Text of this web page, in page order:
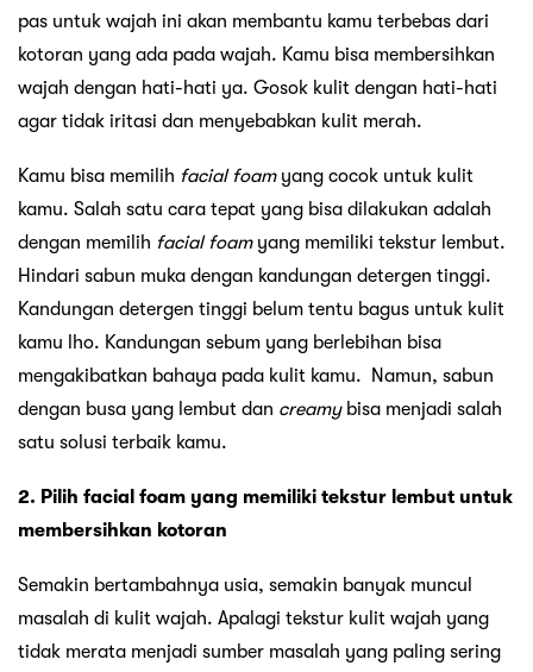
pas untuk wajah ini akan membantu kamu terbebas dari
kotoran yang ada pada wajah. Kamu bisa membersihkan
wajah dengan hati-hati ya. Gosok kulit dengan hati-hati
agar tidak iritasi dan menyebabkan kulit merah.
Kamu bisa memilih facial foam yang cocok untuk kulit
kamu. Salah satu cara tepat yang bisa dilakukan adalah
dengan memilih facial foam yang memiliki tekstur lembut.
Hindari sabun muka dengan kandungan detergen tinggi.
Kandungan detergen tinggi belum tentu bagus untuk kulit
kamu lho. Kandungan sebum yang berlebihan bisa
mengakibatkan bahaya pada kulit kamu. Namun, sabun
dengan busa yang lembut dan creamybisa menjadi salah
satu solusi terbaik kamu.
2. Pilih facial foam yang memiliki tekstur lembut untuk
membersihkan kotoran
Semakin bertambahnya usia, semakin banyak muncul
masalah di kulit wajah. Apalagi tekstur kulit wajah yang
tidak merata menjadi sumber masalah yang paling sering